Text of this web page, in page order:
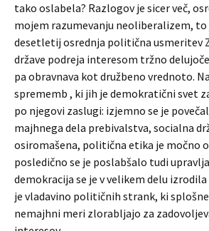
tako oslabela? Razlogov je sicer več,
mojem razumevanju neoliberalizem, to
desetletij osrednja politična usmeritev
države podreja interesom tržno
pa obravnava kot družbeno vrednoto.
sprememb , ki jih je demokratični svet
po njegovi zaslugi: izjemno se je
majhnega dela prebivalstva, socialna
osiromašena, politična etika je močno
posledično se je poslabšalo tudi
demokracija se je v velikem delu
je vladavino političnih strank, ki
nemajhni meri zlorabljajo za